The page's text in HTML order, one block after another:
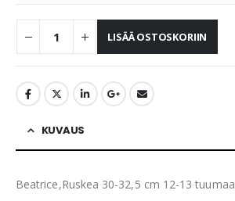
LISÄÄ OSTOSKORIIN
KUVAUS
Beatrice,Ruskea 30-32,5 cm 12-13 tuumaa